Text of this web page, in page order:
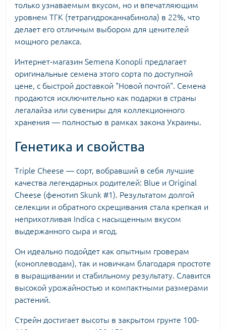
только узнаваемым вкусом, но и впечатляющим
уровнем ТГК (тетрагидроканнабинола) в 22%, что
делает его отличным выбором для ценителей
мощного релакса.
Интернет-магазин Semena Konopli предлагает
оригинальные семена этого сорта по доступной
цене, с быстрой доставкой "Новой почтой". Семена
продаются исключительно как подарки в страны
легалайза или сувениры для коллекционного
хранения — полностью в рамках закона Украины.
Генетика и свойства
Triple Cheese — сорт, вобравший в себя лучшие
качества легендарных родителей: Blue и Original
Cheese (фенотип Skunk #1). Результатом долгой
селекции и обратного скрещивания стала крепкая и
неприхотливая Indica с насыщенным вкусом
выдержанного сыра и ягод.
Он идеально подойдет как опытным гроверам
(коноплеводам), так и новичкам благодаря простоте
в выращивании и стабильному результату. Славится
высокой урожайностью и компактными размерами
растений.
Стрейн достигает высоты в закрытом грунте 100-